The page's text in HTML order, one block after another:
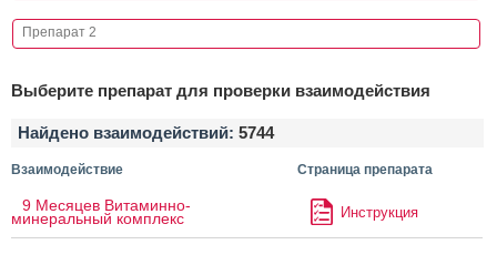
Выберите препарат для проверки взаимодействия
Найдено взаимодействий: 5744
Взаимодействие Страница препарата
9 Месяцев Витаминно-
минеральный комплекс Инструкция